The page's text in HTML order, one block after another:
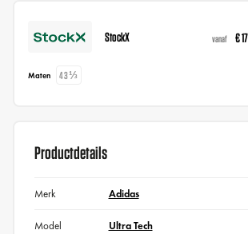
StockX vanaf €
Maten 43⅓
Productdetails
Merk Adidas
Model Ultra Tech